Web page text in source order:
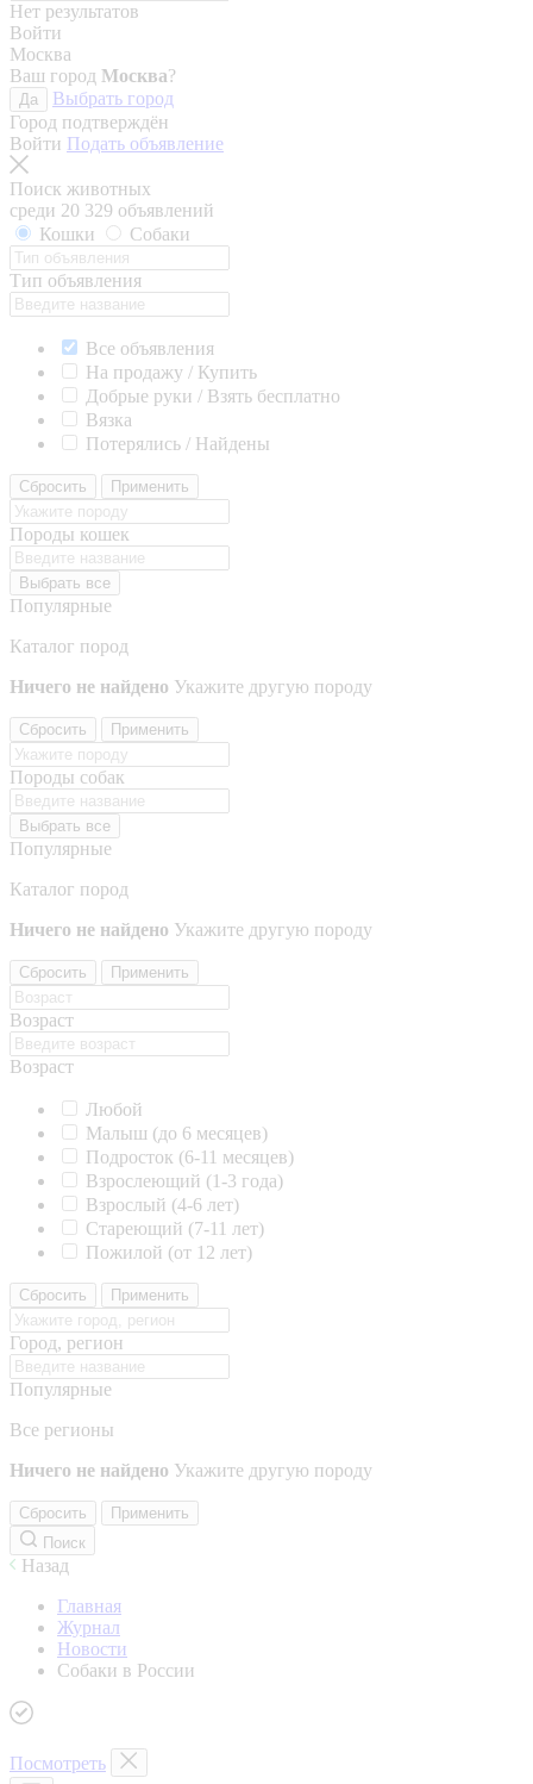
Нет результатов
Войти
Москва
Ваш город Москва?
Да
Выбрать город
Город подтверждён
Войти Подать объявление
Поиск животных
среди 20 329 объявлений
Кошки
Собаки
Тип объявления
Все объявления
На продажу / Купить
Добрые руки / Взять бесплатно
Вязка
Потерялись / Найдены
Сбросить Применить
Породы кошек
Выбрать все
Популярные
Каталог пород
Ничего не найдено Укажите другую породу
Сбросить Применить
Породы собак
Выбрать все
Популярные
Каталог пород
Ничего не найдено Укажите другую породу
Сбросить Применить
Возраст
Возраст
Любой
Малыш (до 6 месяцев)
Подросток (6-11 месяцев)
Взрослеющий (1-3 года)
Взрослый (4-6 лет)
Стареющий (7-11 лет)
Пожилой (от 12 лет)
Сбросить Применить
Город, регион
Популярные
Все регионы
Ничего не найдено Укажите другую породу
Сбросить
Применить
Поиск
Назад
Главная
Журнал
Новости
Собаки в России
Посмотреть